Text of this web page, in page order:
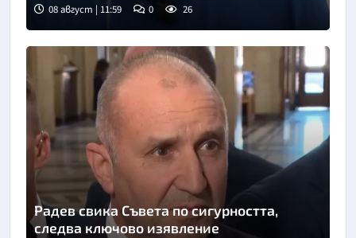
Снимка: Нова телевизия
08 август | 11:59 0 26
Радев свика Съвета по сигурността,
следва ключово изявление